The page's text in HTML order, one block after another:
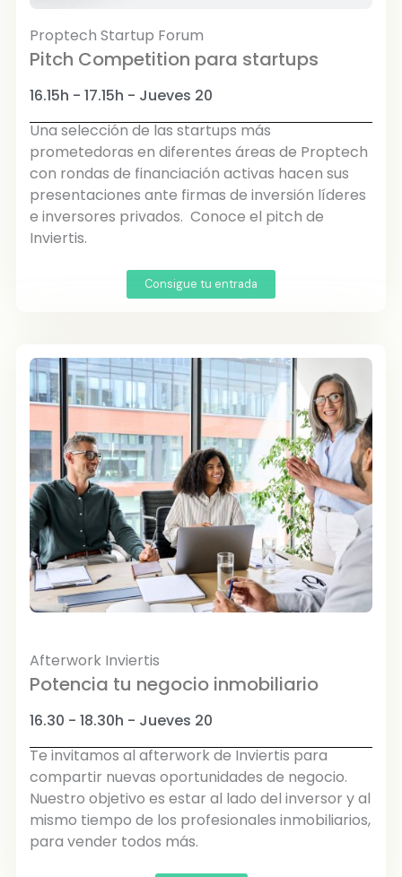
Proptech Startup Forum
Pitch Competition para startups
16.15h - 17.15h - Jueves 20
Una selección de las startups más
prometedoras en diferentes áreas de Proptech
con rondas de financiación activas hacen sus
presentaciones ante firmas de inversión líderes
e inversores privados. Conoce el pitch de
Inviertis.
Consigue tu entrada
Afterwork Inviertis
Potencia tu negocio inmobiliario
16.30 - 18.30h - Jueves 20
Te invitamos al afterwork de Inviertis para
compartir nuevas oportunidades de negocio.
Nuestro objetivo es estar al lado del inversor y al
mismo tiempo de los profesionales inmobiliarios,
para vender todos más.